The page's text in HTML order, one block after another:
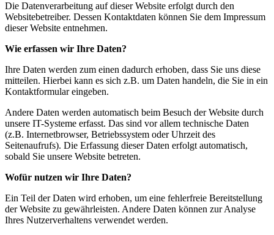
Die Datenverarbeitung auf dieser Website erfolgt durch den
Websitebetreiber. Dessen Kontaktdaten können Sie dem Impressum
dieser Website entnehmen.
Wie erfassen wir Ihre Daten?
Ihre Daten werden zum einen dadurch erhoben, dass Sie uns diese
mitteilen. Hierbei kann es sich z.B. um Daten handeln, die Sie in ein
Kontaktformular eingeben.
Andere Daten werden automatisch beim Besuch der Website durch
unsere IT-Systeme erfasst. Das sind vor allem technische Daten
(z.B. Internetbrowser, Betriebssystem oder Uhrzeit des
Seitenaufrufs). Die Erfassung dieser Daten erfolgt automatisch,
sobald Sie unsere Website betreten.
Wofür nutzen wir Ihre Daten?
Ein Teil der Daten wird erhoben, um eine fehlerfreie Bereitstellung
der Website zu gewährleisten. Andere Daten können zur Analyse
Ihres Nutzerverhaltens verwendet werden.